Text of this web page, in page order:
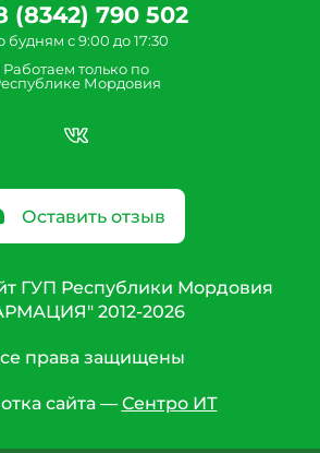
(8342) 790 502
будням с 9:00 до 17:30
Работаем только по
Мордовия
Оставить отзыв
ГУП Республики Мордовия
2012-2026
права защищены
сайта — Сентро ИТ